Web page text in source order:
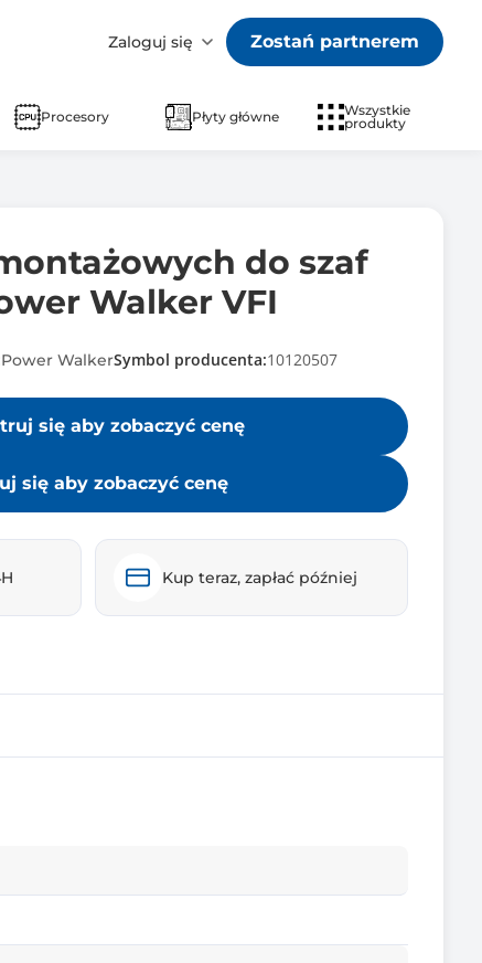
Zaloguj się Zostań partnerem
Procesory Płyty główne
Wszystkie
produkty
do szaf
Walker VFI
Power WalkerSymbol producenta:10120507
się aby zobaczyć cenę
się aby zobaczyć cenę
Kup teraz, zapłać później